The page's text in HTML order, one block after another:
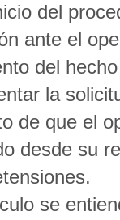
del
ante el
del
la
de que el
desde su
se